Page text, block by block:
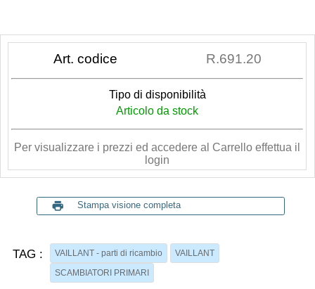
Art. codice R.691.20
Tipo di disponibilità
Articolo da stock
Per visualizzare i prezzi ed accedere al Carrello effettua il
login
print Stampa visione completa
TAG : VAILLANT - parti di ricambio
VAILLANT
SCAMBIATORI PRIMARI